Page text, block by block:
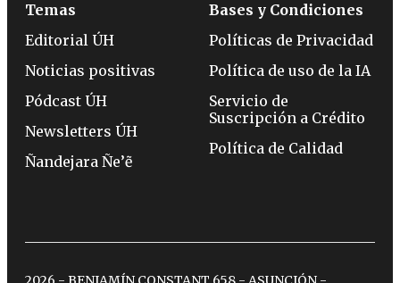
Temas
Editorial ÚH
Noticias positivas
Pódcast ÚH
Newsletters ÚH
Ñandejara Ñe’ẽ
Bases y Condiciones
Políticas de Privacidad
Política de uso de la IA
Servicio de
Suscripción a Crédito
Política de Calidad